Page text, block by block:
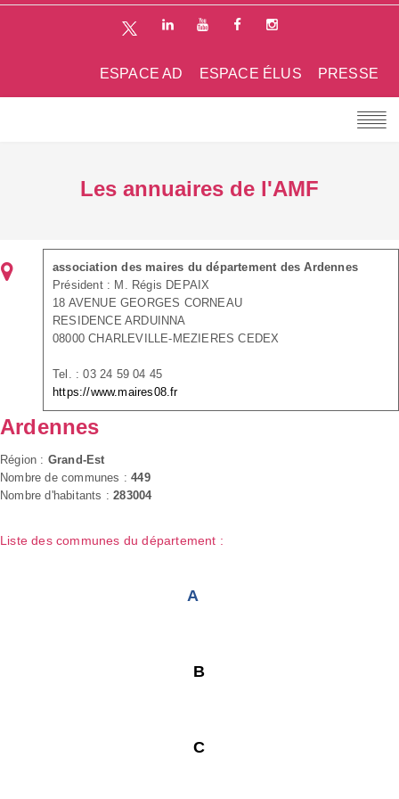
PRESSE
ESPACE ÉLUS
ESPACE AD
Les annuaires de l'AMF
association des maires du département des Ardennes
Président : M. Régis DEPAIX
18 AVENUE GEORGES CORNEAU
RESIDENCE ARDUINNA
08000 CHARLEVILLE-MEZIERES CEDEX
Tel. : 03 24 59 04 45
https://www.maires08.fr
Ardennes
Région : Grand-Est
Nombre de communes :449
Nombre d'habitants :283004
Liste des communes du département :
A
B
C